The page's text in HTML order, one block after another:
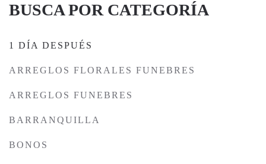
BUSCA POR CATEGORÍA
1 DÍA DESPUÉS
ARREGLOS FLORALES FUNEBRES
ARREGLOS FUNEBRES
BARRANQUILLA
BONOS